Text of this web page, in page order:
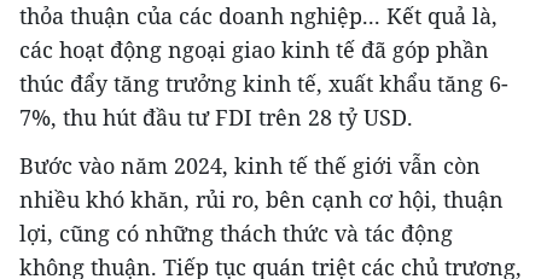
thỏa thuận của các doanh nghiệp... Kết quả là,
các hoạt động ngoại giao kinh tế đã góp phần
thúc đẩy tăng trưởng kinh tế, xuất khẩu tăng 6-
7%, thu hút đầu tư FDI trên 28 tỷ USD.
Bước vào năm 2024, kinh tế thế giới vẫn còn
nhiều khó khăn, rủi ro, bên cạnh cơ hội, thuận
lợi, cũng có những thách thức và tác động
không thuận. Tiếp tục quán triệt các chủ trương,